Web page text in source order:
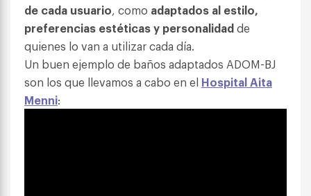
de cada usuario, como adaptados al estilo,
preferencias estéticas y personalidadde
quienes lo van a utilizar cada día.
Un buen ejemplo de baños adaptados ADOM-BJ
son los que llevamos a cabo en el Hospital Aita
Menni: